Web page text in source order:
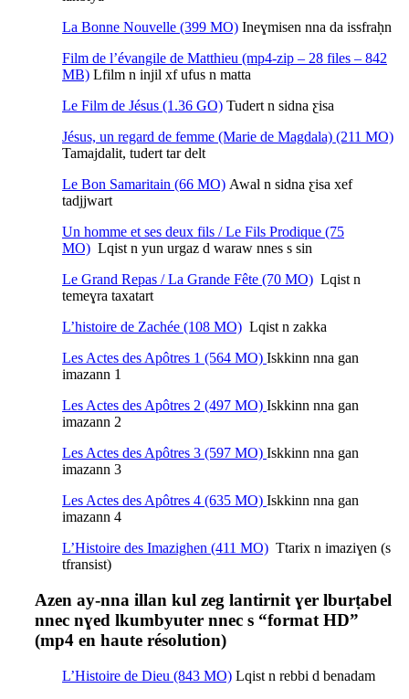
La Bonne Nouvelle (399 MO) Ineɣmisen nna da issfraḥn
Film de l’évangile de Matthieu (mp4-zip – 28 files – 842
MB) Lfilm n injil xf ufus n matta
Le Film de Jésus (1.36 GO) Tudert n sidna ƹisa
Jésus, un regard de femme (Marie de Magdala) (211 MO)
Tamajdalit, tudert tar delt
Le Bon Samaritain (66 MO) Awal n sidna ƹisa xef
tadjjwart
Un homme et ses deux fils / Le Fils Prodique (75
MO) Lqist n yun urgaz d waraw nnes s sin
Le Grand Repas / La Grande Fête (70 MO) Lqist n
temeɣra taxatart
L’histoire de Zachée (108 MO) Lqist n zakka
Les Actes des Apôtres 1 (564 MO) Iskkinn nna gan
imazann 1
Les Actes des Apôtres 2 (497 MO) Iskkinn nna gan
imazann 2
Les Actes des Apôtres 3 (597 MO) Iskkinn nna gan
imazann 3
Les Actes des Apôtres 4 (635 MO) Iskkinn nna gan
imazann 4
L’Histoire des Imazighen (411 MO) Ttarix n imaziɣen (s
tfransist)
Azen ay-nna illan kul zeg lantirnit ɣer lburṭabel
nnec nɣed lkumbyuter nnec s “format HD”
(mp4 en haute résolution)
L’Histoire de Dieu (843 MO) Lqist n rebbi d benadam